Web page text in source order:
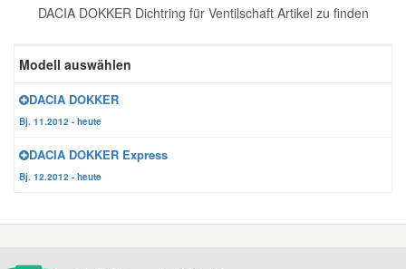
DACIA DOKKER Dichtring für Ventilschaft Artikel zu finden
Modell auswählen
DACIA DOKKER
Bj. 11.2012 - heute
DACIA DOKKER Express
Bj. 12.2012 - heute
Winter-Autozubehör